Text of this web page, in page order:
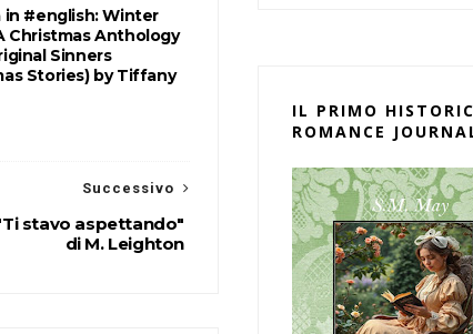
in #english: Winter
Christmas Anthology
Sinners
Stories) by Tiffany
Successivo
stavo aspettando"
di M. Leighton
IL PRIMO
ROMANCE